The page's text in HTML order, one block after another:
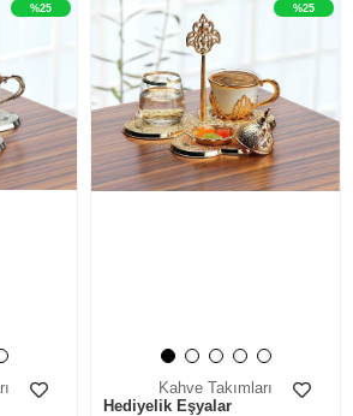
%25
Kahve Takımları
Hediyelik Eşyalar
%25